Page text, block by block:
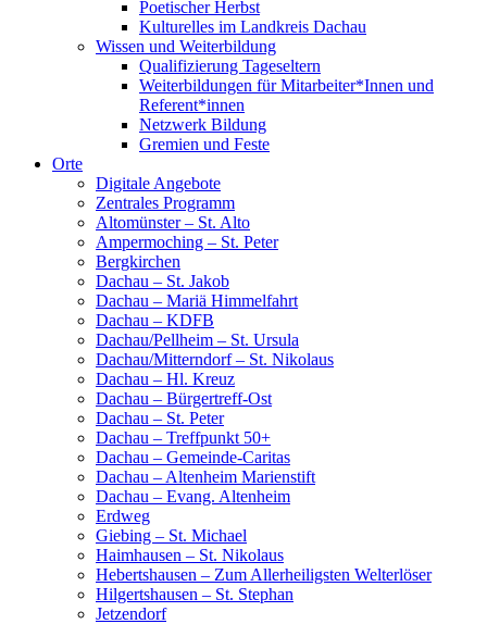
Poetischer Herbst
Kulturelles im Landkreis Dachau
Wissen und Weiterbildung
Qualifizierung Tageseltern
Weiterbildungen für Mitarbeiter*Innen und
Referent*innen
Netzwerk Bildung
Gremien und Feste
Orte
Digitale Angebote
Zentrales Programm
Altomünster – St. Alto
Ampermoching – St. Peter
Bergkirchen
Dachau – St. Jakob
Dachau – Mariä Himmelfahrt
Dachau – KDFB
Dachau/Pellheim – St. Ursula
Dachau/Mitterndorf – St. Nikolaus
Dachau – Hl. Kreuz
Dachau – Bürgertreff-Ost
Dachau – St. Peter
Dachau – Treffpunkt 50+
Dachau – Gemeinde-Caritas
Dachau – Altenheim Marienstift
Dachau – Evang. Altenheim
Erdweg
Giebing – St. Michael
Haimhausen – St. Nikolaus
Hebertshausen – Zum Allerheiligsten Welterlöser
Hilgertshausen – St. Stephan
Jetzendorf